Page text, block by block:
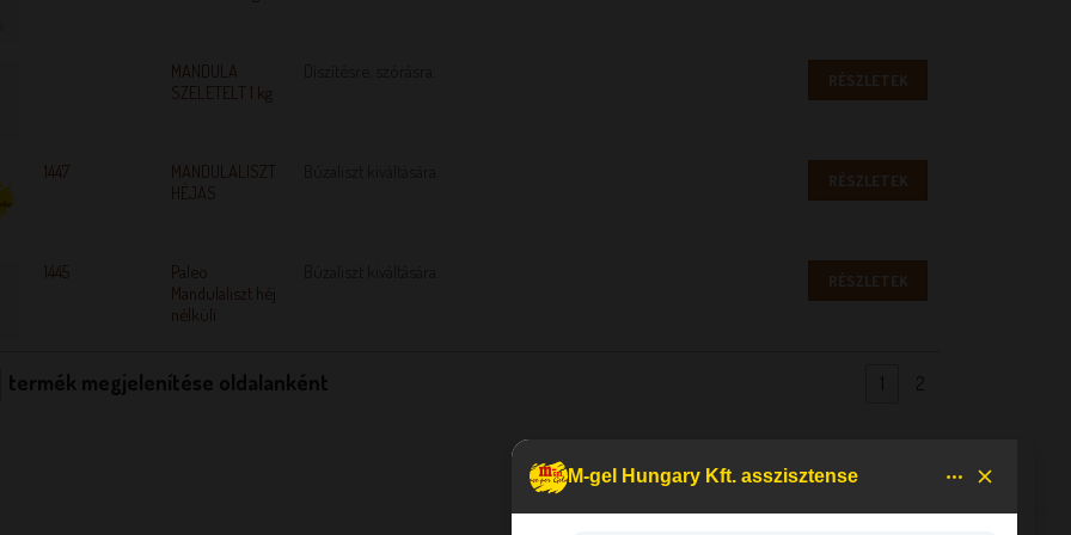
MANDULA
SZELETELT 1 kg
RÉSZLETEK
1447
MANDULALISZT
HÉJAS
RÉSZLETEK
1445
Paleo
Mandulaliszt héj
nélküli
RÉSZLETEK
termék megjelenítése oldalanként 2